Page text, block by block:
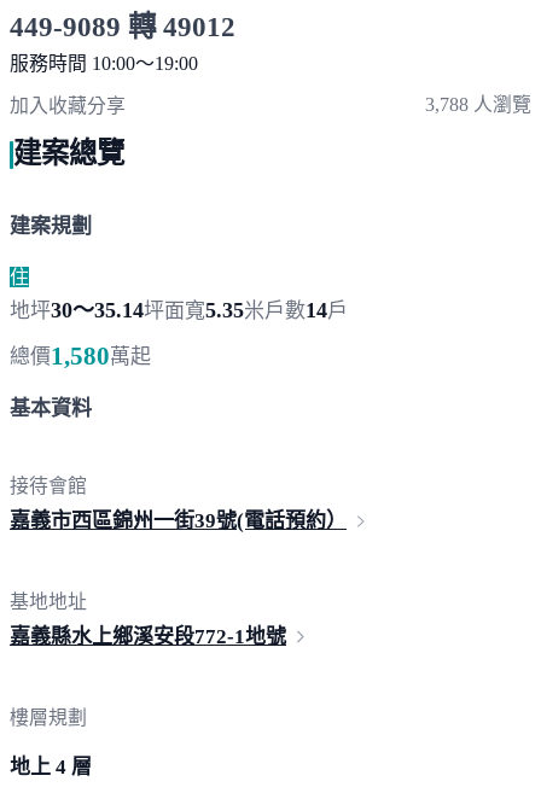
449-9089 轉 49012
服務時間 10:00～19:00
點擊上方掃描 QR Code 可快速撥打
加入收藏分享 3,788 人瀏覽
建案總覽
建案規劃
住
地坪30～35.14坪面寬5.35米戶數14戶
總價1,580萬起
基本資料
接待會館
嘉義市西區錦州一街39號(電話預約）
基地地址
嘉義縣水上鄉溪安段772-1地號
樓層規劃
地上 4 層